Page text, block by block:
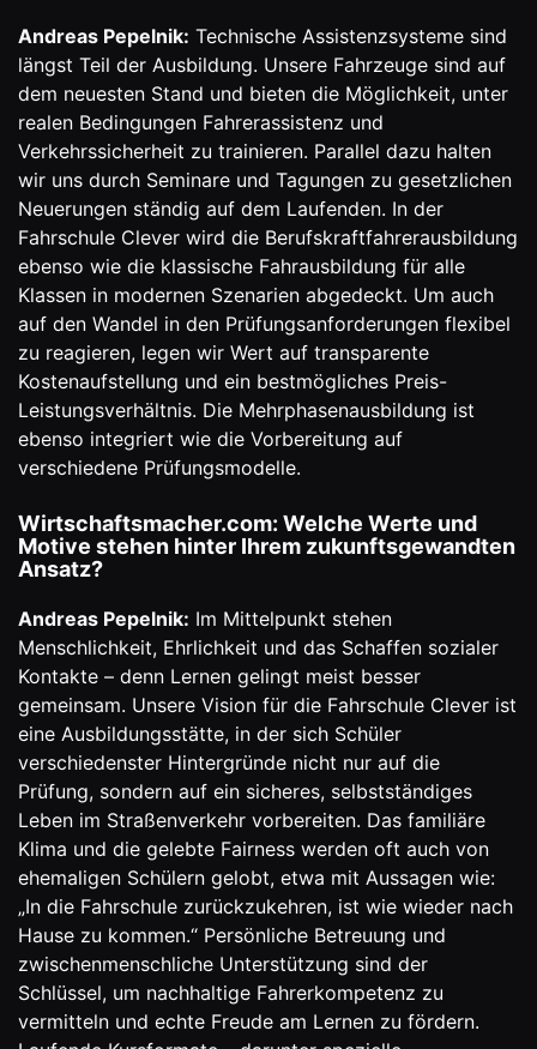
Andreas Pepelnik: Technische Assistenzsysteme sind
längst Teil der Ausbildung. Unsere Fahrzeuge sind auf
dem neuesten Stand und bieten die Möglichkeit, unter
realen Bedingungen Fahrerassistenz und
Verkehrssicherheit zu trainieren. Parallel dazu halten
wir uns durch Seminare und Tagungen zu gesetzlichen
Neuerungen ständig auf dem Laufenden. In der
Fahrschule Clever wird die Berufskraftfahrerausbildung
ebenso wie die klassische Fahrausbildung für alle
Klassen in modernen Szenarien abgedeckt. Um auch
auf den Wandel in den Prüfungsanforderungen flexibel
zu reagieren, legen wir Wert auf transparente
Kostenaufstellung und ein bestmögliches Preis-
Leistungsverhältnis. Die Mehrphasenausbildung ist
ebenso integriert wie die Vorbereitung auf
verschiedene Prüfungsmodelle.
Wirtschaftsmacher.com: Welche Werte und
Motive stehen hinter Ihrem zukunftsgewandten
Ansatz?
Andreas Pepelnik: Im Mittelpunkt stehen
Menschlichkeit, Ehrlichkeit und das Schaffen sozialer
Kontakte – denn Lernen gelingt meist besser
gemeinsam. Unsere Vision für die Fahrschule Clever ist
eine Ausbildungsstätte, in der sich Schüler
verschiedenster Hintergründe nicht nur auf die
Prüfung, sondern auf ein sicheres, selbstständiges
Leben im Straßenverkehr vorbereiten. Das familiäre
Klima und die gelebte Fairness werden oft auch von
ehemaligen Schülern gelobt, etwa mit Aussagen wie:
„In die Fahrschule zurückzukehren, ist wie wieder nach
Hause zu kommen.“ Persönliche Betreuung und
zwischenmenschliche Unterstützung sind der
Schlüssel, um nachhaltige Fahrerkompetenz zu
vermitteln und echte Freude am Lernen zu fördern.